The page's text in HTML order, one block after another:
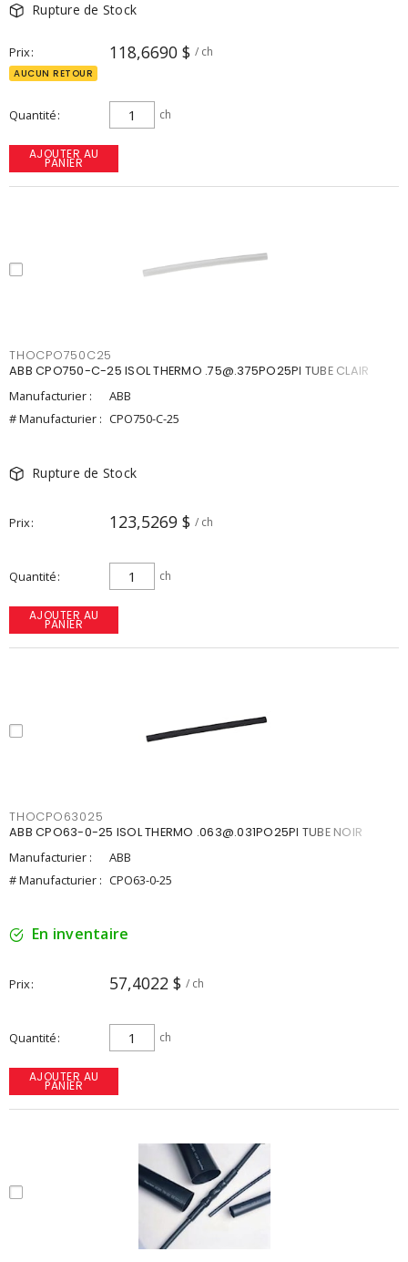
Rupture de Stock
Prix 118,6690 $ / ch
AUCUN RETOUR
Quantité ch
AJOUTER AU
PANIER
THOCPO750C25
ABB CPO750-C-25 ISOL THERMO .75@.375PO25PI TUBE CLAIR
Manufacturier :
ABB
# Manufacturier : CPO750-C-25
Rupture de Stock
Prix 123,5269 $ / ch
Quantité ch
AJOUTER AU
PANIER
THOCPO63025
ABB CPO63-0-25 ISOL THERMO .063@.031PO25PI TUBE NOIR
Manufacturier :
ABB
# Manufacturier : CPO63-0-25
En inventaire
Prix 57,4022 $ / ch
Quantité ch
AJOUTER AU
PANIER